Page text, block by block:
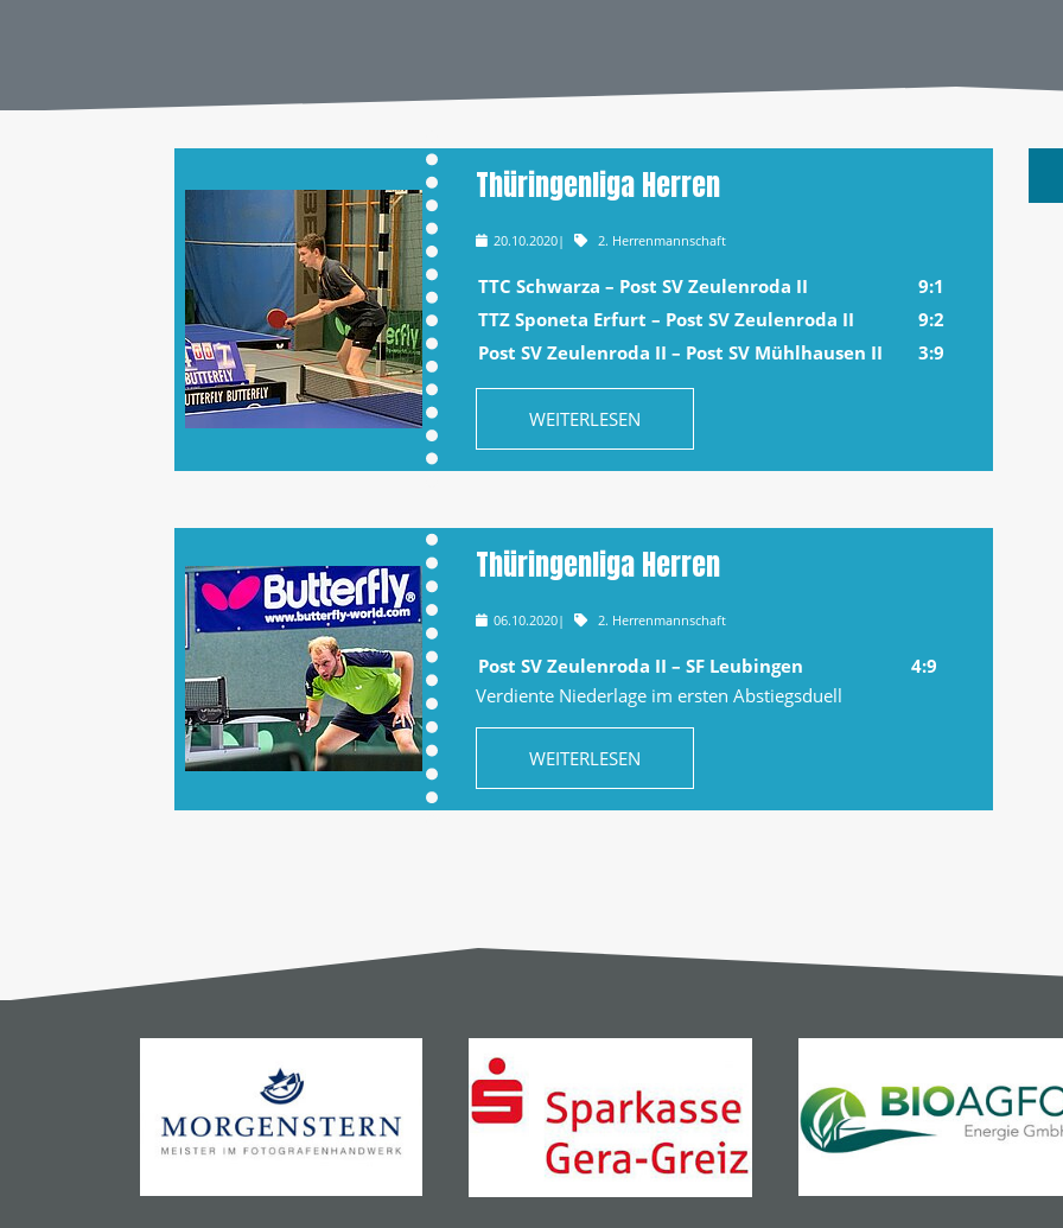
Thüringenliga Herren
20.10.2020| 2. Herrenmannschaft
TTC Schwarza – Post SV Zeulenroda II
9:1
TTZ Sponeta Erfurt – Post SV Zeulenroda II
9:2
Post SV Zeulenroda II – Post SV Mühlhausen II
3:9
WEITERLESEN
Thüringenliga Herren
06.10.2020| 2. Herrenmannschaft
Post SV Zeulenroda II – SF Leubingen
4:9
Verdiente Niederlage im ersten Abstiegsduell
WEITERLESEN